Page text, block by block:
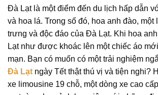
Đà Lạt là một điểm đến du lịch hấp dẫn
và hoa lá. Trong số đó, hoa anh đào, một
trưng và độc đáo của Đà Lạt. Khi hoa
Lạt như được khoác lên một chiếc áo
mạn. Bạn có muốn có một trải nghiệm
Đà Lạt ngày Tết thật thú vị và tiện nghi?
xe limousine 19 chỗ, một dòng xe cao